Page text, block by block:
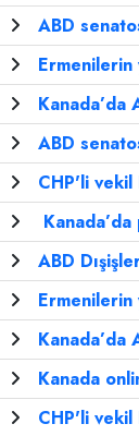
ABD
Ermenilerin
Kanada’da
ABD
CHP'li
ABD
Ermenilerin
Kanada’da
Kanada
CHP'li